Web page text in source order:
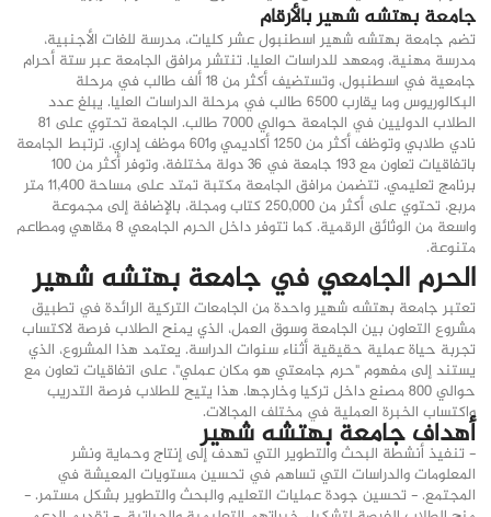
جامعة بهتشه شهير بالأرقام
تضم جامعة بهتشه شهير اسطنبول عشر كليات، مدرسة للغات الأجنبية،
مدرسة مهنية، ومعهد للدراسات العليا. تنتشر مرافق الجامعة عبر ستة أحرام
جامعية في اسطنبول، وتستضيف أكثر من 18 ألف طالب في مرحلة
البكالوريوس وما يقارب 6500 طالب في مرحلة الدراسات العليا. يبلغ عدد
الطلاب الدوليين في الجامعة حوالي 7000 طالب. الجامعة تحتوي على 81
نادي طلابي وتوظف أكثر من 1250 أكاديمي و601 موظف إداري. ترتبط الجامعة
باتفاقيات تعاون مع 193 جامعة في 36 دولة مختلفة، وتوفر أكثر من 100
برنامج تعليمي. تتضمن مرافق الجامعة مكتبة تمتد على مساحة 11,400 متر
مربع، تحتوي على أكثر من 250,000 كتاب ومجلة، بالإضافة إلى مجموعة
واسعة من الوثائق الرقمية. كما تتوفر داخل الحرم الجامعي 8 مقاهي ومطاعم
متنوعة.
الحرم الجامعي في جامعة بهتشه شهير
تعتبر جامعة بهتشه شهير واحدة من الجامعات التركية الرائدة في تطبيق
مشروع التعاون بين الجامعة وسوق العمل، الذي يمنح الطلاب فرصة لاكتساب
تجربة حياة عملية حقيقية أثناء سنوات الدراسة. يعتمد هذا المشروع، الذي
يستند إلى مفهوم "حرم جامعتي هو مكان عملي"، على اتفاقيات تعاون مع
حوالي 800 مصنع داخل تركيا وخارجها. هذا يتيح للطلاب فرصة التدريب
واكتساب الخبرة العملية في مختلف المجالات.
أهداف جامعة بهتشه شهير
- تنفيذ أنشطة البحث والتطوير التي تهدف إلى إنتاج وحماية ونشر
المعلومات والدراسات التي تساهم في تحسين مستويات المعيشة في
المجتمع. - تحسين جودة عمليات التعليم والبحث والتطوير بشكل مستمر. -